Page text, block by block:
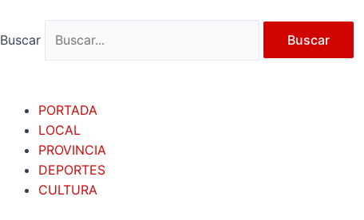
contenido
Buscar Buscar
PORTADA
LOCAL
PROVINCIA
DEPORTES
CULTURA